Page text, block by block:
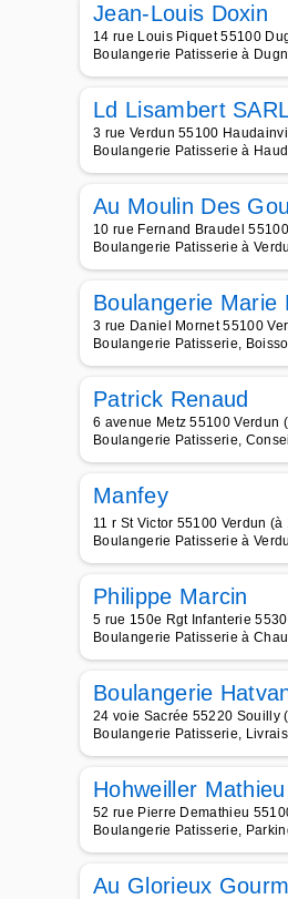
Jean-Louis Doxin
14 rue Louis Piquet 55100
Boulangerie Patisserie à
Ld Lisambert
3 rue Verdun 55100
Boulangerie Patisserie à
Au Moulin Des
10 rue Fernand Braudel
Boulangerie Patisserie à
Boulangerie Marie
3 rue Daniel Mornet 55100
Boulangerie Patisserie,
Patrick Renaud
6 avenue Metz 55100 Verdun
Boulangerie Patisserie,
Manfey
11 r St Victor 55100 Verdun
Boulangerie Patisserie à
Philippe Marcin
5 rue 150e Rgt Infanterie
Boulangerie Patisserie à
Boulangerie
24 voie Sacrée 55220 Souilly
Boulangerie Patisserie,
Hohweiller
52 rue Pierre Demathieu
Boulangerie Patisserie,
Au Glorieux